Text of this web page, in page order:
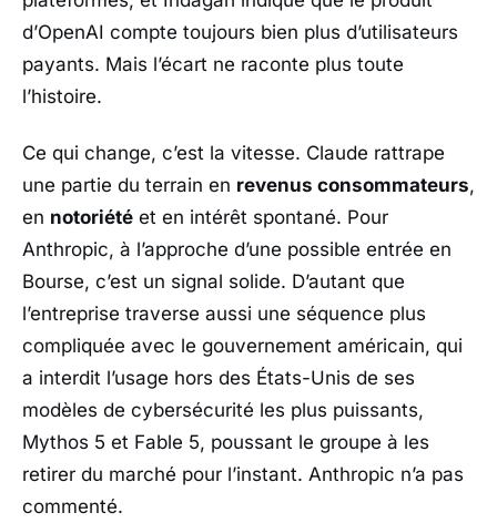
d’OpenAI compte toujours bien plus d’utilisateurs
payants. Mais l’écart ne raconte plus toute
l’histoire.
Ce qui change, c’est la vitesse. Claude rattrape
une partie du terrain en revenus consommateurs,
en notoriété et en intérêt spontané. Pour
Anthropic, à l’approche d’une possible entrée en
Bourse, c’est un signal solide. D’autant que
l’entreprise traverse aussi une séquence plus
compliquée avec le gouvernement américain, qui
a interdit l’usage hors des États-Unis de ses
modèles de cybersécurité les plus puissants,
Mythos 5 et Fable 5, poussant le groupe à les
retirer du marché pour l’instant. Anthropic n’a pas
commenté.